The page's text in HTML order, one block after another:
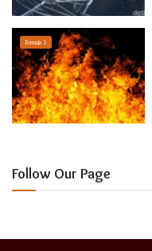
Formula 1
Follow Our Page